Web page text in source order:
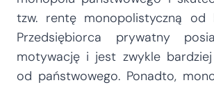
tzw. rentę monopolistyczną od
Przedsiębiorca prywatny
motywację i jest zwykle
od państwowego. Ponadto,